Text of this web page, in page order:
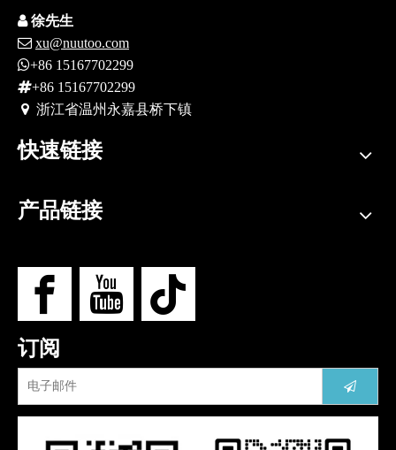
 徐先生
 xu@nuutoo.com
+86 15167702299
+86 15167702299
 浙江省温州永嘉县桥下镇
快速链接
产品链接
订阅